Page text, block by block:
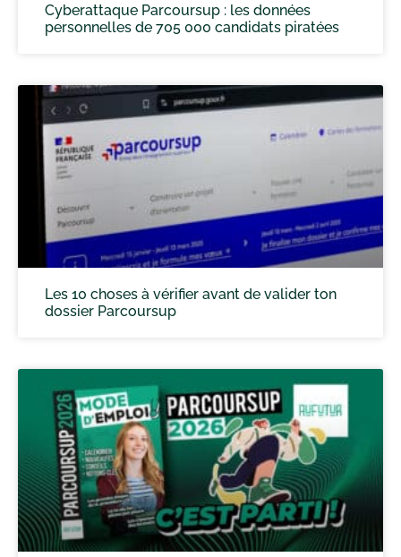
Cyberattaque Parcoursup : les données
personnelles de 705 000 candidats piratées
Les 10 choses à vérifier avant de valider ton
dossier Parcoursup